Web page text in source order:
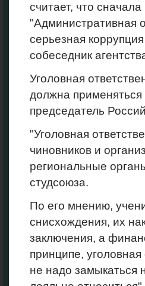
считает, что
"Административная
серьезная
собеседник
Уголовная
должна применяться
председатель
"Уголовная
чиновников и
региональные
студсоюза.
По его мнению,
снисхождения, их
заключения, а
принципе, уголовная
не надо замыкаться